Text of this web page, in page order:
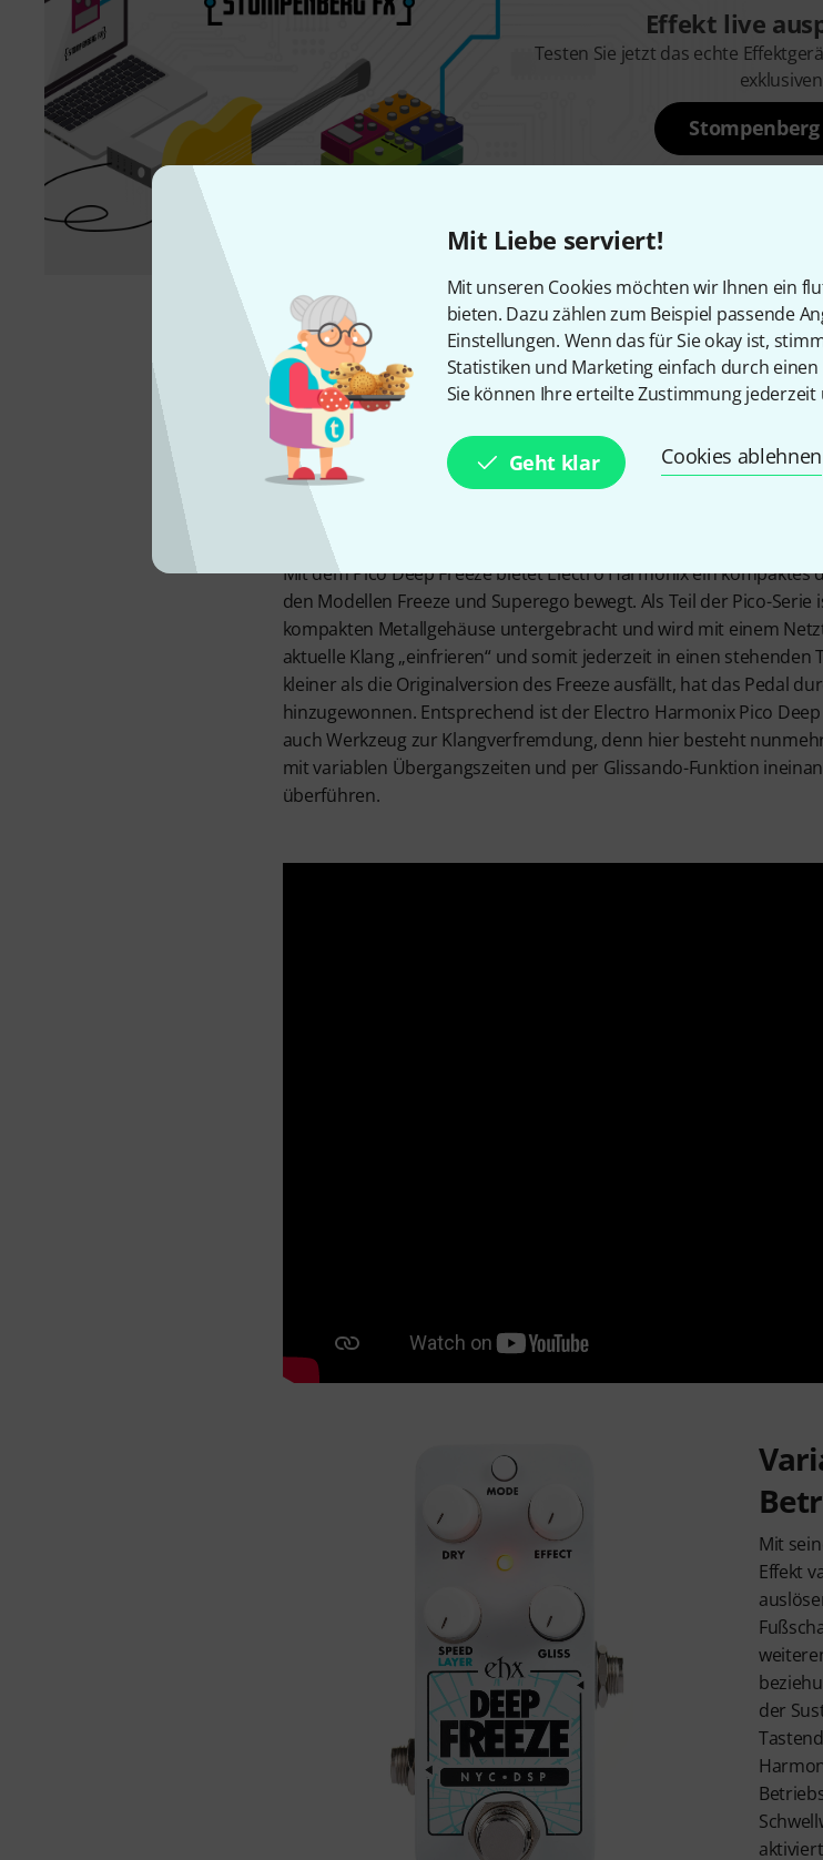
Mit Liebe serviert!
Mit unseren Cookies möchten wir Ihnen ein
bieten. Dazu zählen zum Beispiel passende
Einstellungen. Wenn das für Sie okay ist,
Statistiken und Marketing einfach durch einen
Sie können Ihre erteilte Zustimmung jederzeit
Geht klar Cookies ablehnen
Effekt live
Testen Sie jetzt das echte
Miniatur-
Mit dem Pico Deep Freeze bietet Electro Harmonix ein kompaktes
den Modellen Freeze und Superego bewegt. Als Teil der Pico-
kompakten Metallgehäuse untergebracht und wird mit einem
aktuelle Klang „einfrieren“ und somit jederzeit in einen stehenden
kleiner als die Originalversion des Freeze ausfällt, hat das Pedal
hinzugewonnen. Entsprechend ist der Electro Harmonix Pico
auch Werkzeug zur Klangverfremdung, denn hier besteht
mit variablen Übergangszeiten und per Glissando-Funktion
überführen.
Mit
Effekt
der